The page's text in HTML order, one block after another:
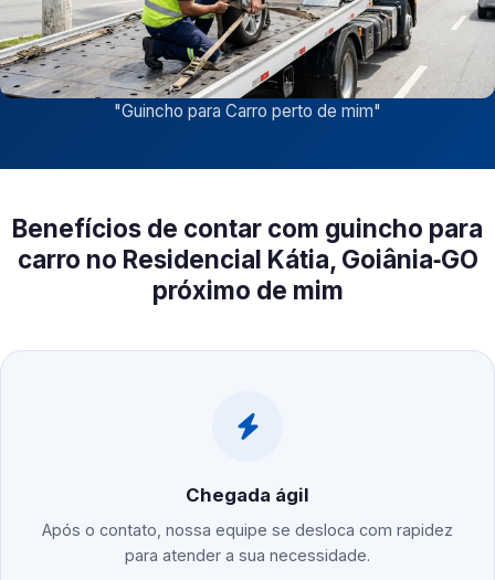
"Guincho para Carro perto de mim"
Benefícios de contar com guincho para
carro no Residencial Kátia, Goiânia‑GO
próximo de mim
Chegada ágil
Após o contato, nossa equipe se desloca com rapidez
para atender a sua necessidade.